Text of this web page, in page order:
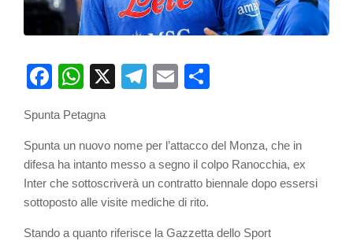
Facebook
WhatsApp
X Telegram
Email
Spunta Petagna
Spunta un nuovo nome per l’attacco del Monza, che in
difesa ha intanto messo a segno il colpo Ranocchia, ex
Inter che sottoscriverà un contratto biennale dopo essersi
sottoposto alle visite mediche di rito.
Stando a quanto riferisce la Gazzetta dello Sport